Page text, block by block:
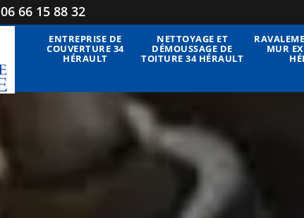
06 66 15 88 32
ENTREPRISE DE
COUVERTURE 34
HÉRAULT
NETTOYAGE ET
DÉMOUSSAGE DE
TOITURE 34 HÉRAULT
MUR